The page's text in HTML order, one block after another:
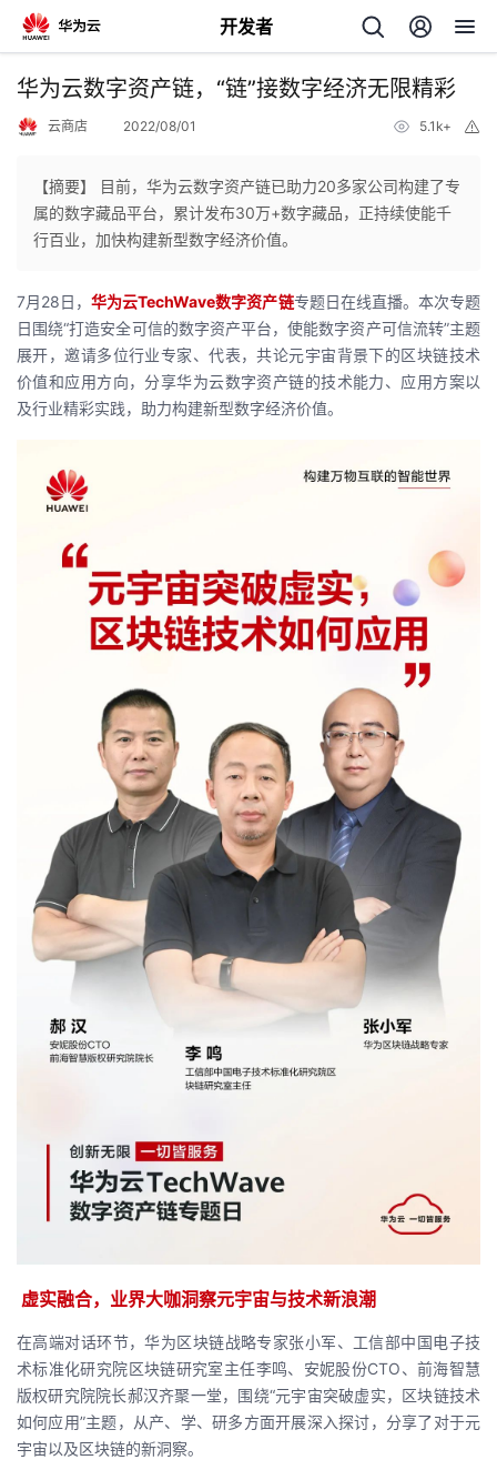
开发者
返
人
主
我
的
子直
播
的
活
动
我
的
关
注
我
的
我
的
课
程
我
的
认
我
的
我
我
的
技
术
支
我
的
云
声
华为云数字资产链，“链”接数字经济无限精彩
云商店 2022/08/01 5.1k+
【摘要】 目前，华为云数字资产链已助力20多家公司构建了专
属的数字藏品平台，累计发布30万+数字藏品，正持续使能千
行百业，加快构建新型数字经济价值。
7月28日，华为云TechWave数字资产链专题日在线直播。本次专题
日围绕“打造安全可信的数字资产平台，使能数字资产可信流转”主题
展开，邀请多位行业专家、代表，共论元宇宙背景下的区块链技术
价值和应用方向，分享华为云数字资产链的技术能力、应用方案以
及行业精彩实践，助力构建新型数字经济价值。
虚实融合，业界大咖洞察元宇宙与技术新浪潮
在高端对话环节，华为区块链战略专家张小军、工信部中国电子技
术标准化研究院区块链研究室主任李鸣、安妮股份CTO、前海智慧
版权研究院院长郝汉齐聚一堂，围绕“元宇宙突破虚实，区块链技术
如何应用”主题，从产、学、研多方面开展深入探讨，分享了对于元
宇宙以及区块链的新洞察。